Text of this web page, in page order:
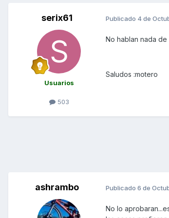
serix61
Usuarios
503
Publicado 4 de
No hablan nada
Saludos :motero
ashrambo Publicado 6 de
No lo